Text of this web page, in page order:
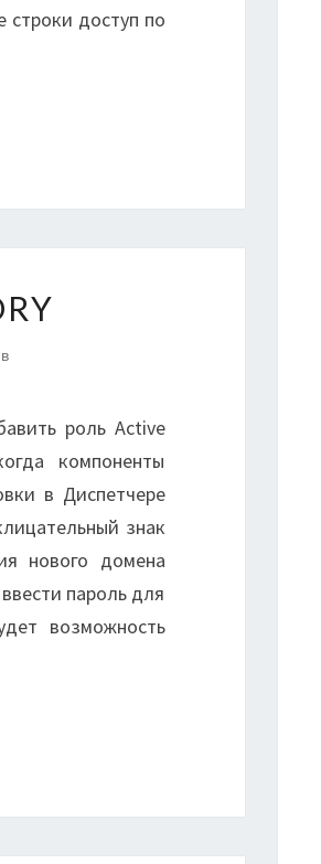
строки доступ по
роль Active
компоненты
в Диспетчере
знак
нового домена
пароль для
возможность